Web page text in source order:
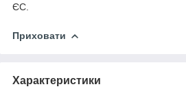
ЄС.
Приховати
Характеристики